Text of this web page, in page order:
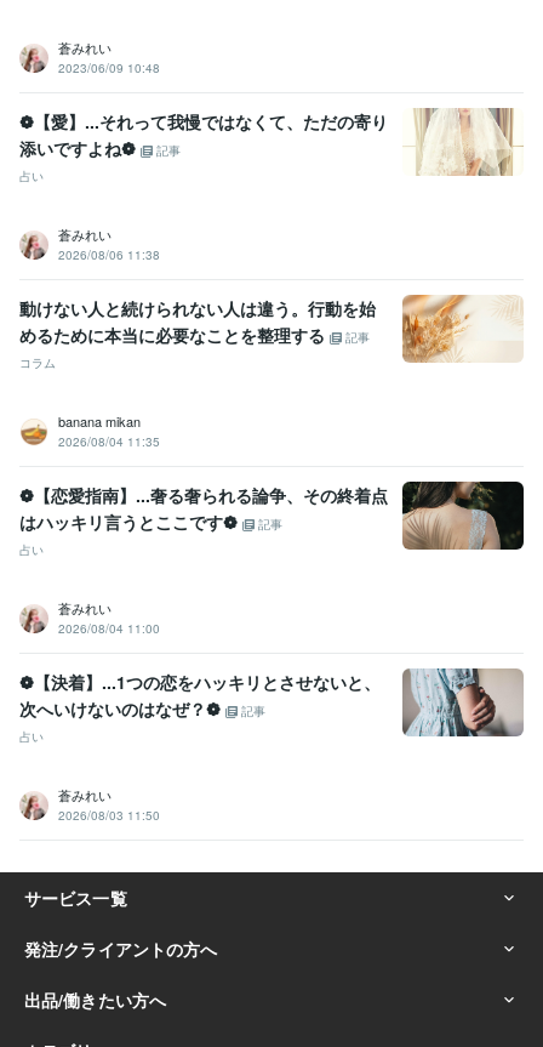
蒼みれい
2023/06/09 10:48
❁【愛】...それって我慢ではなくて、ただの寄り
添いですよね❁
記事
占い
蒼みれい
2026/08/06 11:38
動けない人と続けられない人は違う。行動を始
めるために本当に必要なことを整理する
記事
コラム
banana mikan
2026/08/04 11:35
❁【恋愛指南】...奢る奢られる論争、その終着点
はハッキリ言うとここです❁
記事
占い
蒼みれい
2026/08/04 11:00
❁【決着】...1つの恋をハッキリとさせないと、
次へいけないのはなぜ？❁
記事
占い
蒼みれい
2026/08/03 11:50